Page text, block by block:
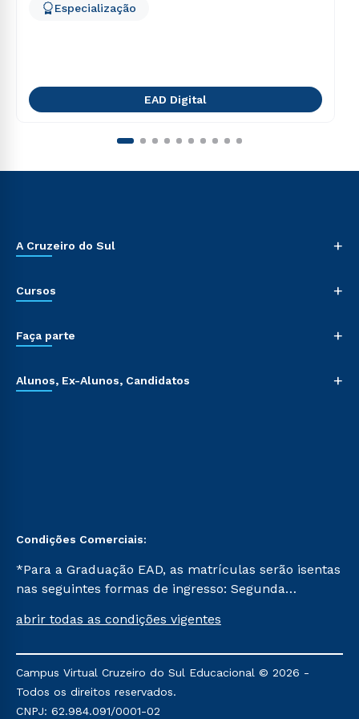
Especialização
EAD Digital
A Cruzeiro do Sul +
Cursos +
Faça parte +
Alunos, Ex-Alunos, Candidatos +
Condições Comerciais:
*Para a Graduação EAD, as matrículas serão isentas
nas seguintes formas de ingresso: Segunda
Já para as demais, a taxa de matrícula será de R$
mencionadas são referentes aos cursos: Ensino
Religioso, Geografia para a Docência e Metodologia
do Ensino de História: Questões Atuais.
abrir todas as condições vigentes
Campus Virtual Cruzeiro do Sul Educacional © 2026 -
Todos os direitos reservados.
CNPJ: 62.984.091/0001-02